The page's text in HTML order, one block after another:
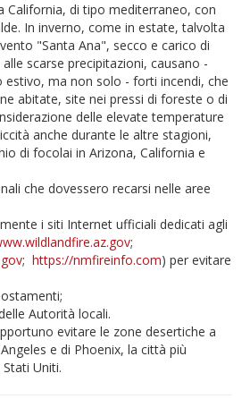
California, di tipo mediterraneo, con
In inverno, come in estate, talvolta
"Santa Ana", secco e carico di
scarse precipitazioni, causano -
ma non solo - forti incendi, che
abitate, site nei pressi di foreste o di
delle elevate temperature
anche durante le altre stagioni,
di focolai in Arizona, California e
che dovessero recarsi nelle aree
i siti Internet ufficiali dedicati agli
;
; https://nmfireinfo.com) per evitare
Autorità locali.
evitare le zone desertiche a
e di Phoenix, la città più
Uniti.